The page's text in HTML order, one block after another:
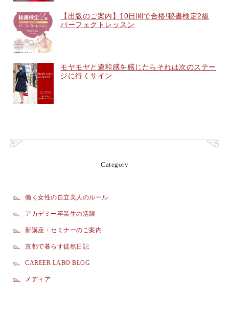
【出版のご案内】10日間で合格!秘書検定2級
パーフェクトレッスン
モヤモヤと違和感を感じたらそれは次のステー
ジに行くサイン
Category
働く女性の自立美人のルール
アカデミー卒業生の活躍
新講座・セミナーのご案内
京都で暮らす徒然日記
CAREER LABO BLOG
メディア